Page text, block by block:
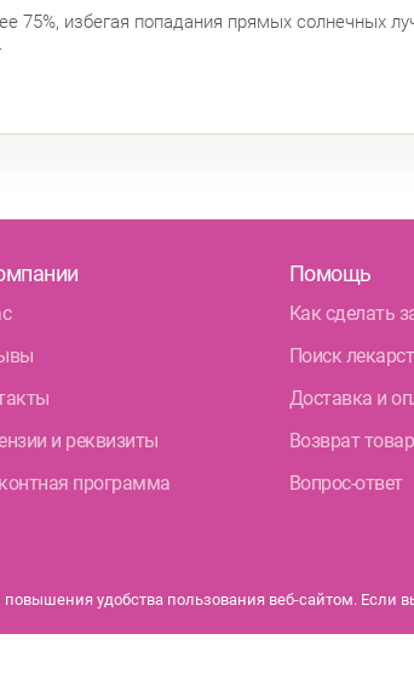
75%, избегая попадания прямых солнечных
и реквизиты
программа
Помощь
Как сделать
Поиск
Доставка и
Возврат
Вопрос-ответ
удобства пользования веб-сайтом. Если